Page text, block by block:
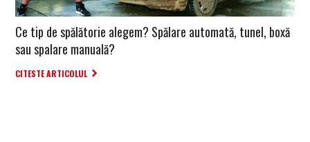
Ce tip de spălătorie alegem? Spălare automată, tunel, boxă
sau spalare manuală?
CITESTE ARTICOLUL